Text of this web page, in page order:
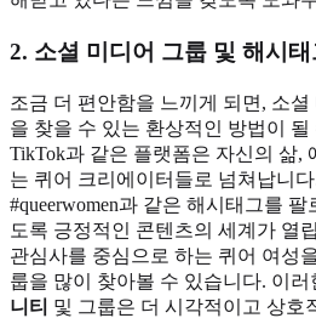
2. 소셜 미디어 그룹 및 해시
조금 더 편안함을 느끼게 되면, 소
을 찾을 수 있는 환상적인 방법이 될
TikTok과 같은 플랫폼은 자신의 삶,
는 퀴어 크리에이터들로 넘쳐납니다
#queerwomen과 같은 해시태그를
도록 긍정적인 콘텐츠의 세계가 열
관심사를 중심으로 하는 퀴어 여성
룹을 많이 찾아볼 수 있습니다. 이러
니티 및 그룹은 더 시각적이고 상호